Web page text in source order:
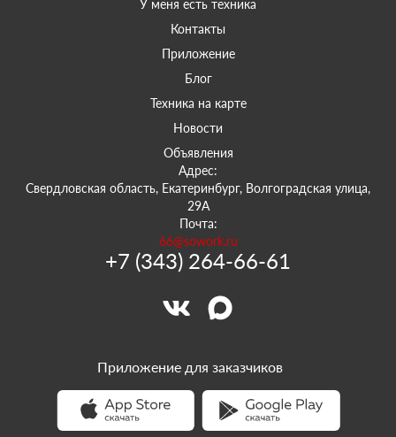
У меня есть техника
Контакты
Приложение
Блог
Техника на карте
Новости
Объявления
Адрес:
Свердловская область, Екатеринбург, Волгоградская улица,
29А
Почта:
66@sowork.ru
+7 (343) 264-66-61
Приложение для заказчиков